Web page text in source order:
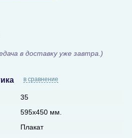
в доставку уже завтра.)
в сравнение
35
595x450 мм.
Плакат